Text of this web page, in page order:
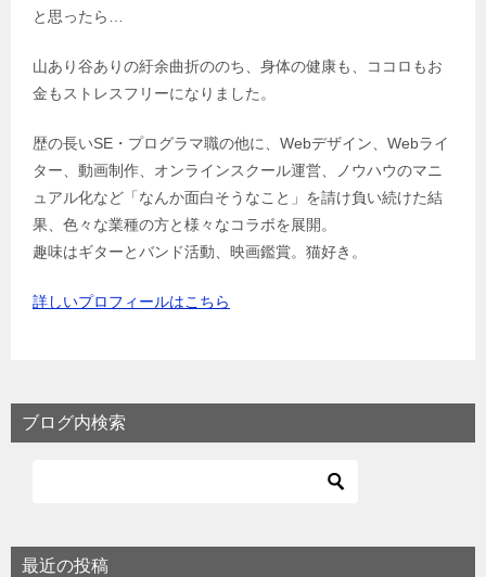
と思ったら…
山あり谷ありの紆余曲折ののち、身体の健康も、ココロもお
金もストレスフリーになりました。
歴の長いSE・プログラマ職の他に、Webデザイン、Webライ
ター、動画制作、オンラインスクール運営、ノウハウのマニ
ュアル化など「なんか面白そうなこと」を請け負い続けた結
果、色々な業種の方と様々なコラボを展開。
趣味はギターとバンド活動、映画鑑賞。猫好き。
詳しいプロフィールはこちら
ブログ内検索
最近の投稿